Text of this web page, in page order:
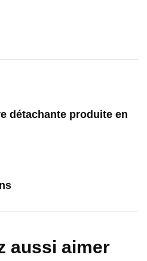
détachante produite en
aussi aimer